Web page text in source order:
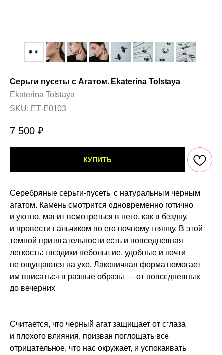
Серьги пусеты с Агатом. Ekaterina Tolstaya
Ekaterina Tolstaya
SKU: ET-E0103
7 500 ₽
КУПИТЬ
Серебряные серьги-пусеты с натуральным черным
агатом. Камень смотрится одновременно готично
и уютно, манит всмотреться в него, как в бездну,
и провести пальчиком по его ночному глянцу. В этой
темной притягательности есть и повседневная
легкость: гвоздики небольшие, удобные и почти
не ощущаются на ухе. Лаконичная форма помогает
им вписаться в разные образы — от повседневных
до вечерних.
Считается, что черный агат защищает от сглаза
и плохого влияния, призван поглощать все
отрицательное, что нас окружает, и успокаивать